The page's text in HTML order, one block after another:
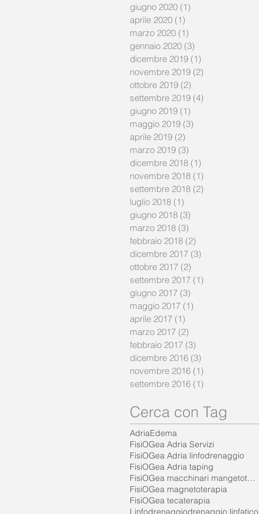
giugno 2020 (1)
aprile 2020 (1)
marzo 2020 (1)
gennaio 2020 (3)
dicembre 2019 (1)
novembre 2019 (2)
ottobre 2019 (2)
settembre 2019 (4)
giugno 2019 (1)
maggio 2019 (3)
aprile 2019 (2)
marzo 2019 (3)
dicembre 2018 (1)
novembre 2018 (1)
settembre 2018 (2)
luglio 2018 (1)
giugno 2018 (3)
marzo 2018 (3)
febbraio 2018 (2)
dicembre 2017 (3)
ottobre 2017 (2)
settembre 2017 (1)
giugno 2017 (3)
maggio 2017 (1)
aprile 2017 (1)
marzo 2017 (2)
febbraio 2017 (3)
dicembre 2016 (3)
novembre 2016 (1)
settembre 2016 (1)
Cerca con Tag
AdriaEdema
FisiOGea Adria Servizi
FisiOGea Adria linfodrenaggio
FisiOGea Adria taping
FisiOGea macchinari mangetoterapia
FisiOGea magnetoterapia
FisiOGea tecaterapia
Linfodrenaggiodrenaggio linfatico